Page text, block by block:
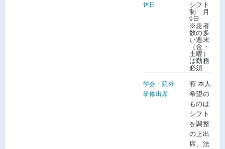
休日
シフト
制 月
9日
※患者
数の多
い週末
（金・
土曜）
は勤務
必須
学会・院外
研修出席
有 本人
希望の
ものは
シフト
を調整
の上出
席、法